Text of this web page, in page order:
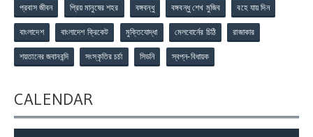
প্রবাস জীবন প্রিয় মানুষের শহর বঙ্গবন্ধু বঙ্গবন্ধু শেখ মুজিব বহে যায় দিন
বাংলাদেশ বাংলাদেশ ক্রিকেট মুক্তিযোদ্ধা মেলবোর্নের চিঠি রাজাকার
শয়তানের জবানবন্দি সংস্কৃতির চর্চা সিডনি স্বপ্ন-বিধায়ক
CALENDAR